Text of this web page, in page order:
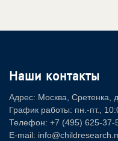
Наши контакты
Адрес: Москва, Сретенка,
График работы: пн.-пт.,
Телефон: +7 (495) 625-37-
E-mail: